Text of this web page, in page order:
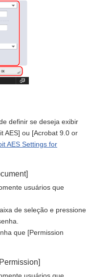
definir se deseja exibir
AES] ou [Acrobat 9.0 or
AES Settings for
usuários que
de seleção e pressione
que [Permission